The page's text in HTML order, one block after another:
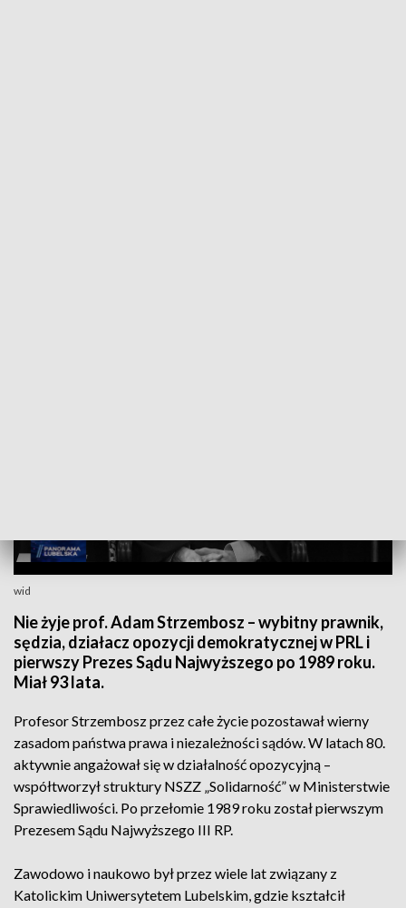
wid
Nie żyje prof. Adam Strzembosz – wybitny prawnik,
sędzia, działacz opozycji demokratycznej w PRL i
pierwszy Prezes Sądu Najwyższego po 1989 roku.
Miał 93 lata.
Profesor Strzembosz przez całe życie pozostawał wierny
zasadom państwa prawa i niezależności sądów. W latach 80.
aktywnie angażował się w działalność opozycyjną –
współtworzył struktury NSZZ „Solidarność” w Ministerstwie
Sprawiedliwości. Po przełomie 1989 roku został pierwszym
Prezesem Sądu Najwyższego III RP.
Zawodowo i naukowo był przez wiele lat związany z
Katolickim Uniwersytetem Lubelskim, gdzie kształcił